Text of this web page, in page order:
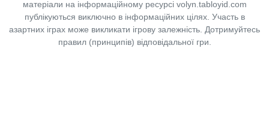
матеріали на інформаційному ресурсі volyn.tabloyid.com
публікуються виключно в інформаційних цілях. Участь в
азартних іграх може викликати ігрову залежність. Дотримуйтесь
правил (принципів) відповідальної гри.